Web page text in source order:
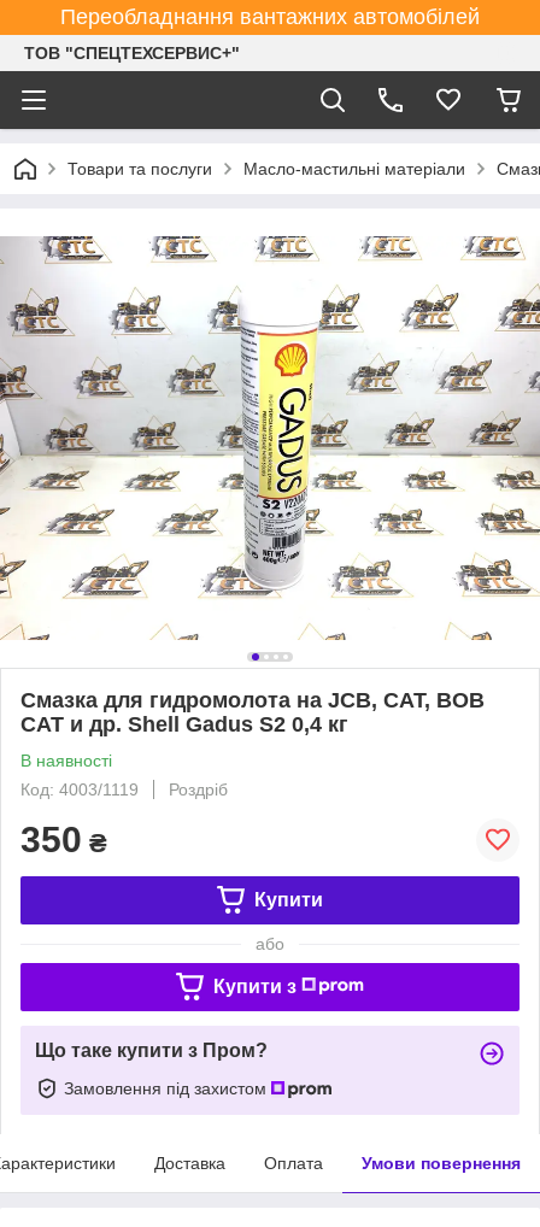
Переобладнання вантажних автомобілей
ТОВ "СПЕЦТЕХСЕРВИС+"
Товари та послуги Масло-мастильні матеріали
Смазка для гидромолота на JCB, CAT, BOB
CAT и др. Shell Gadus S2 0,4 кг
В наявності
Код: 4003/1119
Роздріб
350 ₴
Купити
або
Купити з
Що таке купити з Пром?
Замовлення під захистом
Доставка Оплата Умови повернення